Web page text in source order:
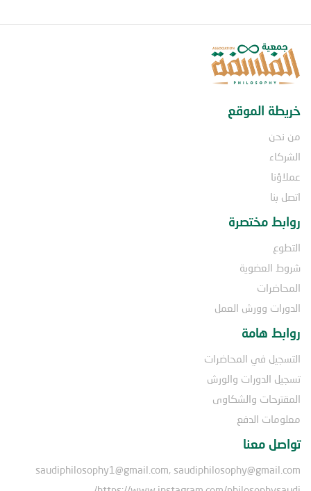
خريطة الموقع
من نحن
الشركاء
عملاؤنا
اتصل بنا
روابط مختصرة
التطوع
شروط العضوية
المحاضرات
الدورات وورش العمل
روابط هامة
التسجيل في المحاضرات
تسجيل الدورات والورش
المقترحات والشكاوى
معلومات الدفع
تواصل معنا
saudiphilosophy1@gmail.com, saudiphilosophy@gmail.com